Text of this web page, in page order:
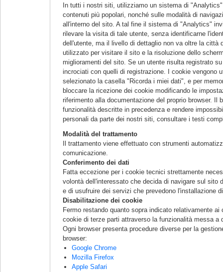
In tutti i nostri siti, utilizziamo un sistema di
contenuti più popolari, nonché sulle modalità di
all'interno del sito. A tal fine il sistema di "Analytics"
rilevare la visita di tale utente, senza identificarne
dell'utente, ma il livello di dettaglio non va oltre la
utilizzato per visitare il sito e la risoluzione dello
miglioramenti del sito. Se un utente risulta registrato
incrociati con quelli di registrazione. I cookie vengono
selezionato la casella "Ricorda i miei dati", e per
bloccare la ricezione dei cookie modificando le
riferimento alla documentazione del proprio browser.
funzionalità descritte in precedenza e rendere
personali da parte dei nostri siti, consultare i testi
Modalità del trattamento
Il trattamento viene effettuato con strumenti
comunicazione.
Conferimento dei dati
Fatta eccezione per i cookie tecnici strettamente
volontà dell'interessato che decida di navigare sul sito
e di usufruire dei servizi che prevedono l'installazione
Disabilitazione dei cookie
Fermo restando quanto sopra indicato relativamente
cookie di terze parti attraverso la funzionalità messa a
Ogni browser presenta procedure diverse per la
browser:
Google Chrome
Mozilla Firefox
Apple Safari